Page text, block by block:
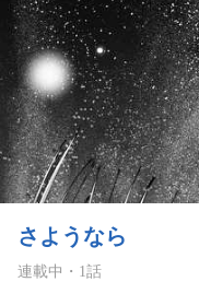
さようなら
連載中 ・ 1 話